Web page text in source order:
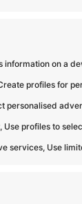
information on a
profiles for
personalised
Use profiles to
services, Use